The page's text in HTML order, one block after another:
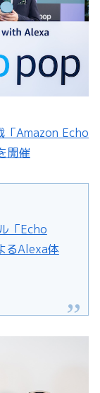
「Amazon Echo
開催
「Echo
るAlexa体